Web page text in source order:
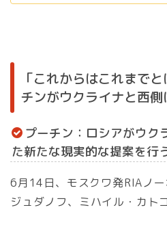
「これからはこれまで
チンがウクライナと西
プーチン：ロシアがウク
た新たな現実的な提案を行
6月14日、モスクワ発RIAノー
ジュダノフ、ミハイル・カト